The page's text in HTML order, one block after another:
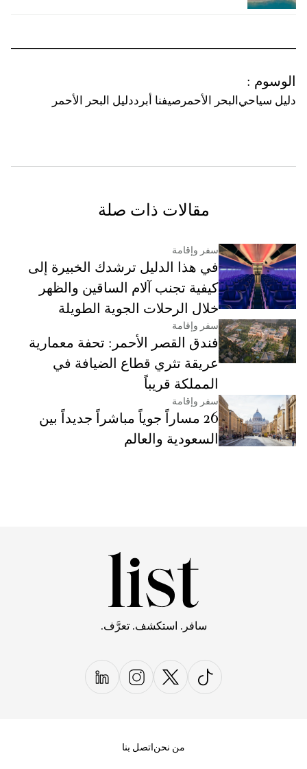
الوسوم :
دليل سياحي البحر الأحمر صيفنا أبرددليل البحر الأحمر
مقالات ذات صلة
سفر وإقامة
في هذا الدليل ترشدك الخبيرة إلى
كيفية تجنب آلام الساقين والظهر
خلال الرحلات الجوية الطويلة
سفر وإقامة
فندق القصر الأحمر: تحفة معمارية
عريقة تثري قطاع الضيافة في
المملكة قريباً
سفر وإقامة
26 مساراً جوياً مباشراً جديداً بين
السعودية والعالم
سافر. استكشف. تعرَّف.
من نحن اتصل بنا